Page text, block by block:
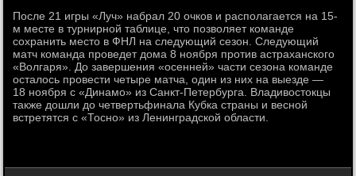
После 21 игры «Луч» набрал 20 очков и располагается на 15-
м месте в турнирной таблице, что позволяет команде
сохранить место в ФНЛ на следующий сезон. Следующий
матч команда проведет дома 8 ноября против астраханского
«Волгаря». До завершения «осенней» части сезона команде
осталось провести четыре матча, один из них на выезде —
18 ноября с «Динамо» из Санкт-Петербурга. Владивостокцы
также дошли до четвертьфинала Кубка страны и весной
встретятся с «Тосно» из Ленинградской области.